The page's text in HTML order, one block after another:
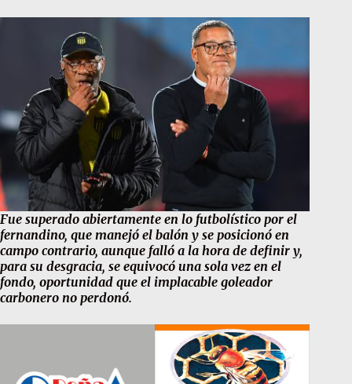
Fue superado abiertamente en lo futbolístico por el
fernandino, que manejó el balón y se posicionó en
campo contrario, aunque falló a la hora de definir y,
para su desgracia, se equivocó una sola vez en el
fondo, oportunidad que el implacable goleador
carbonero no perdonó.